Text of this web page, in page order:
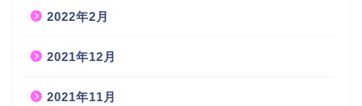
2022年2月
2021年12月
2021年11月